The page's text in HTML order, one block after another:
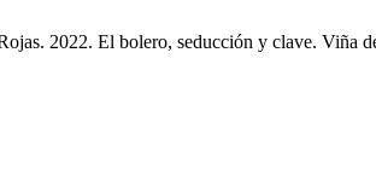
2022. El bolero, seducción y clave. Viña